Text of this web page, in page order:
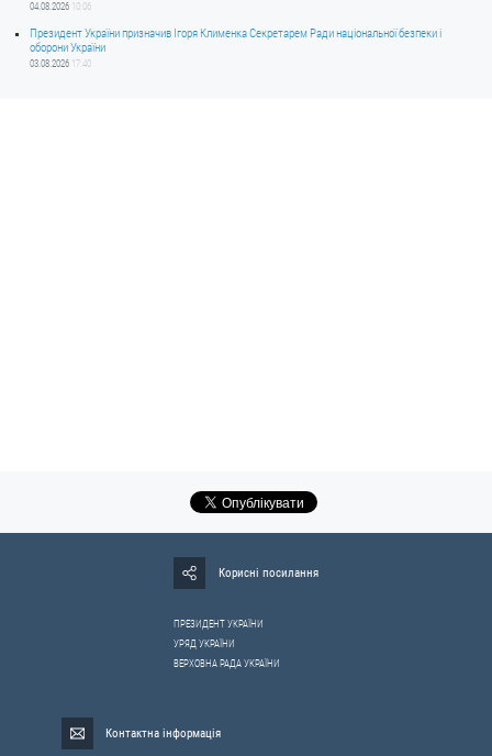
04.08.2026 10:06
Президент України призначив Ігоря Клименка Секретарем Ради національної безпеки і
оборони України
03.08.2026 17:40
Корисні посилання
ПРЕЗИДЕНТ УКРАЇНИ
УРЯД УКРАЇНИ
ВЕРХОВНА РАДА УКРАЇНИ
Контактна інформація